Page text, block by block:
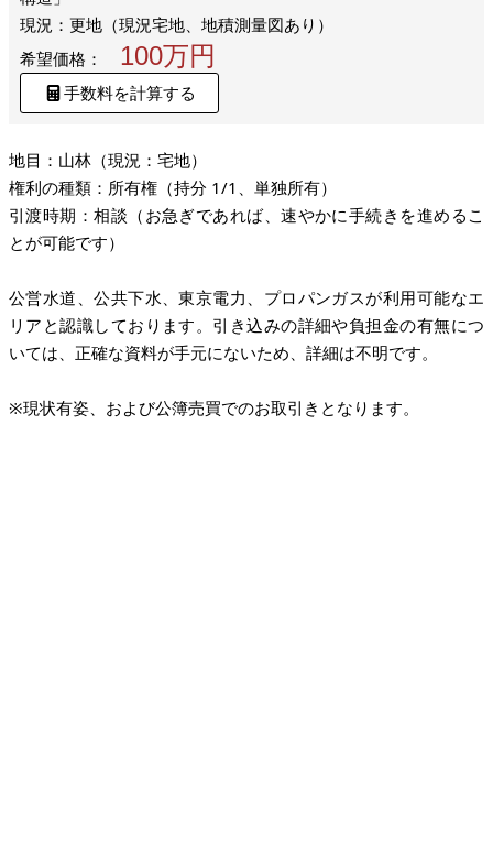
現況：更地（現況宅地、地積測量図あり）
希望価格：
100万円
手数料を計算する
地目：山林（現況：宅地）
権利の種類：所有権（持分 1/1、単独所有）
引渡時期：相談（お急ぎであれば、速やかに手続きを進めるこ
とが可能です）
公営水道、公共下水、東京電力、プロパンガスが利用可能なエ
リアと認識しております。引き込みの詳細や負担金の有無につ
いては、正確な資料が手元にないため、詳細は不明です。
※現状有姿、および公簿売買でのお取引きとなります。